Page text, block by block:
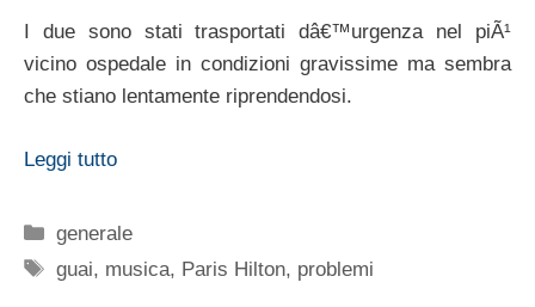
I due sono stati trasportati dâ€™urgenza nel piÃ¹
vicino ospedale in condizioni gravissime ma sembra
che stiano lentamente riprendendosi.
Leggi tutto
Categorie
generale
Tag
guai, musica, Paris Hilton, problemi